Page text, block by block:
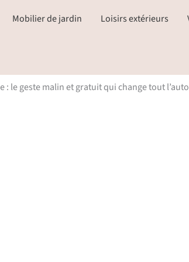
Mobilier de jardin Loisirs extérieurs
: le geste malin et gratuit qui change tout